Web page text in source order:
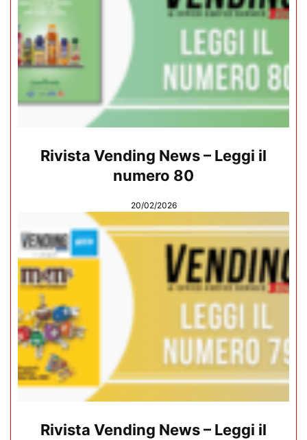
Rivista Vending News – Leggi il
numero 80
20/02/2026
Rivista Vending News – Leggi il